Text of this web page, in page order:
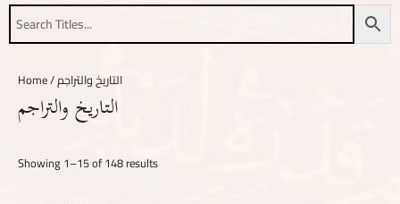
Home / التاريخ والتراجم
التاريخ والتراجم
Showing 1–15 of 148 results